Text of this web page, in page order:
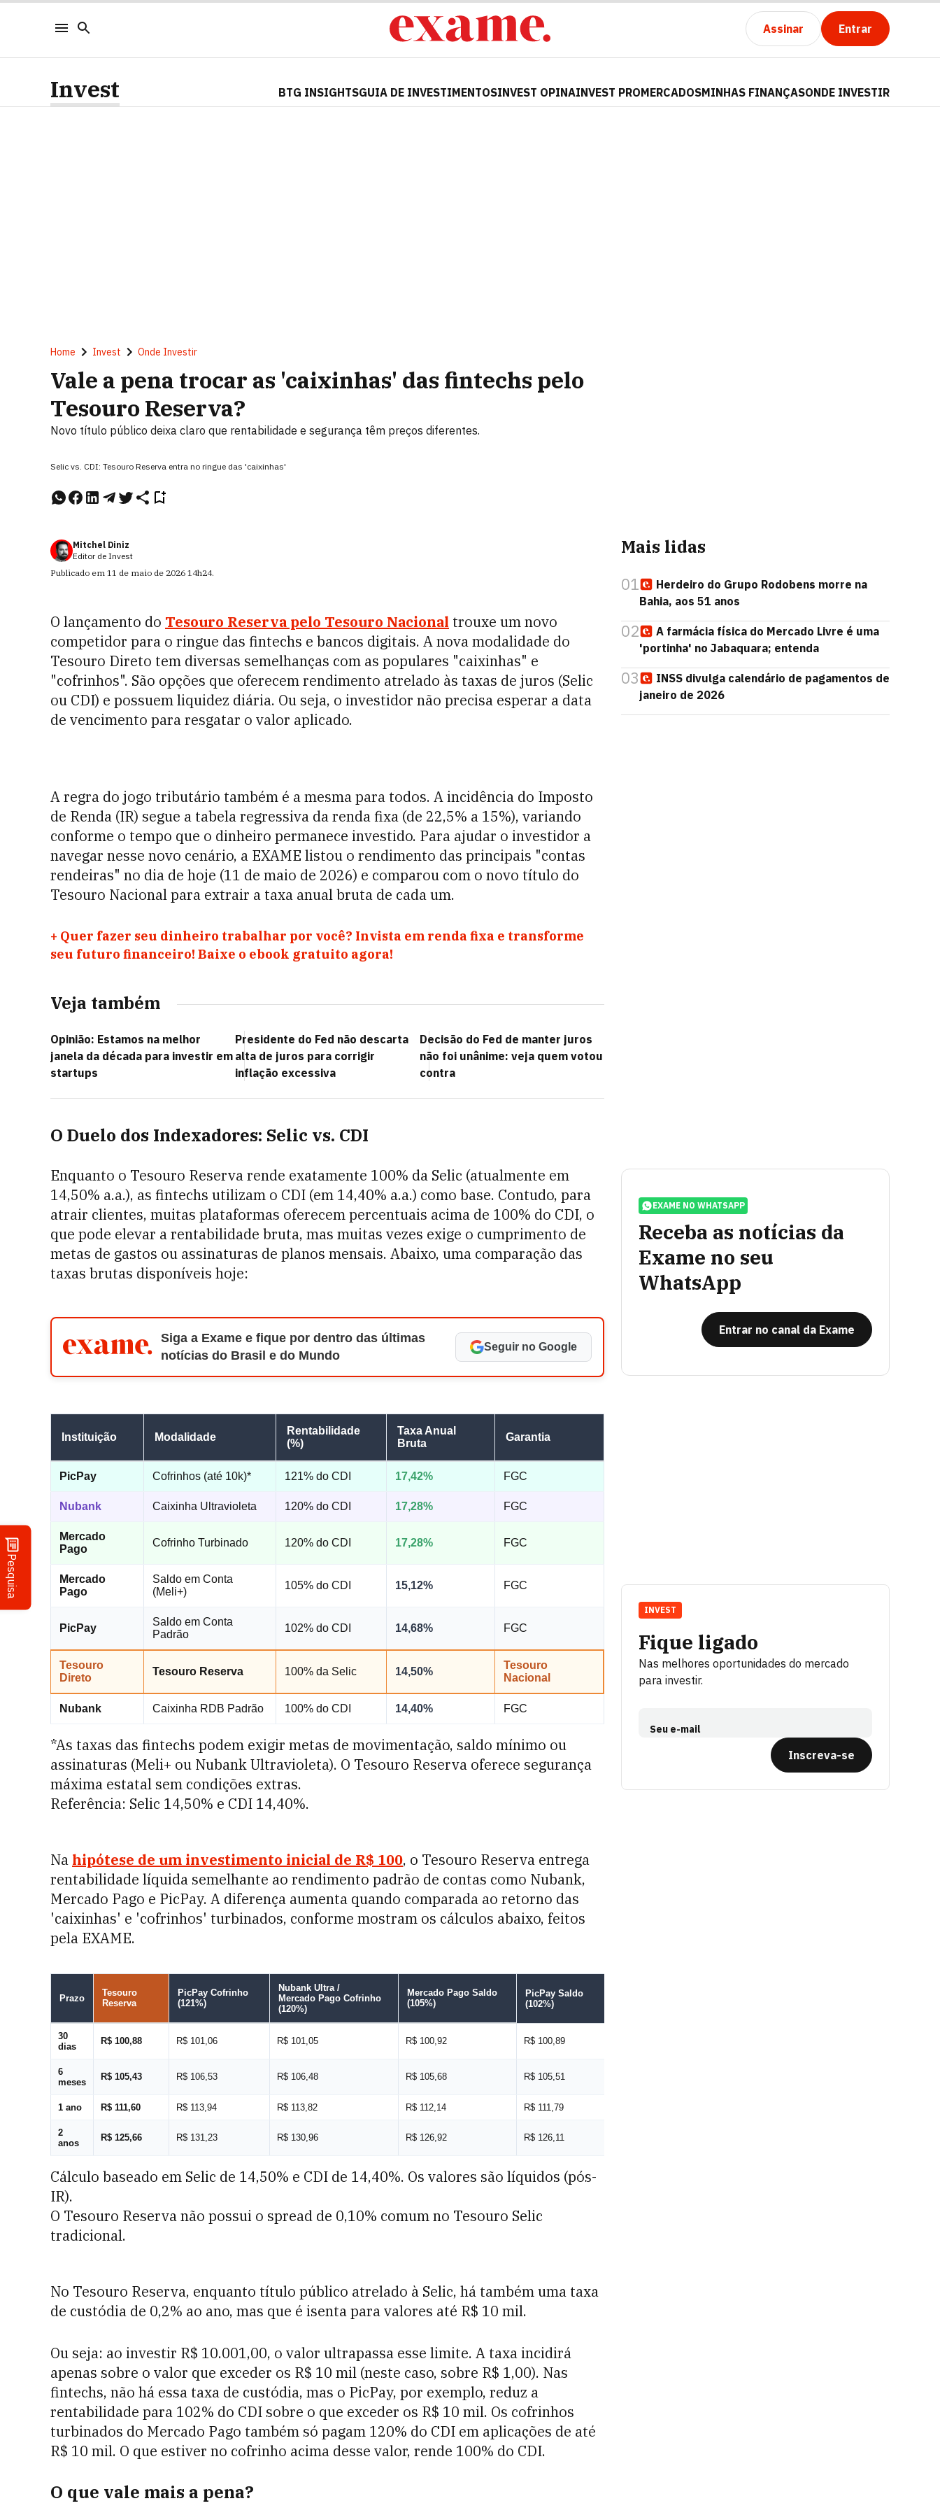
Assinar Entrar
Pesquisa
Invest BTG INSIGHTSGUIA DE INVESTIMENTOSINVEST OPINAINVEST PROMERCADOSMINHAS FINANÇASONDE INVESTIR
Home Invest Onde Investir
Vale a pena trocar as 'caixinhas' das fintechs pelo
Tesouro Reserva?
Novo título público deixa claro que rentabilidade e segurança têm preços diferentes.
Selic vs. CDI: Tesouro Reserva entra no ringue das 'caixinhas'
Mitchel Diniz
Editor de Invest
Publicado em 11 de maio de 2026 14h24.
O lançamento do Tesouro Reserva pelo Tesouro Nacional trouxe um novo
competidor para o ringue das fintechs e bancos digitais. A nova modalidade do
Tesouro Direto tem diversas semelhanças com as populares "caixinhas" e
"cofrinhos". São opções que oferecem rendimento atrelado às taxas de juros (Selic
ou CDI) e possuem liquidez diária. Ou seja, o investidor não precisa esperar a data
de vencimento para resgatar o valor aplicado.
A regra do jogo tributário também é a mesma para todos. A incidência do Imposto
de Renda (IR) segue a tabela regressiva da renda fixa (de 22,5% a 15%), variando
conforme o tempo que o dinheiro permanece investido. Para ajudar o investidor a
navegar nesse novo cenário, a EXAME listou o rendimento das principais "contas
rendeiras" no dia de hoje (11 de maio de 2026) e comparou com o novo título do
Tesouro Nacional para extrair a taxa anual bruta de cada um.
+ Quer fazer seu dinheiro trabalhar por você? Invista em renda fixa e transforme
seu futuro financeiro! Baixe o ebook gratuito agora!
Veja também
Opinião: Estamos na melhor
janela da década para investir em
startups
Presidente do Fed não descarta
alta de juros para corrigir
inflação excessiva
Decisão do Fed de manter juros
não foi unânime: veja quem votou
contra
O Duelo dos Indexadores: Selic vs. CDI
Enquanto o Tesouro Reserva rende exatamente 100% da Selic (atualmente em
14,50% a.a.), as fintechs utilizam o CDI (em 14,40% a.a.) como base. Contudo, para
atrair clientes, muitas plataformas oferecem percentuais acima de 100% do CDI, o
que pode elevar a rentabilidade bruta, mas muitas vezes exige o cumprimento de
metas de gastos ou assinaturas de planos mensais. Abaixo, uma comparação das
taxas brutas disponíveis hoje:
Siga a Exame e fique por dentro das últimas
notícias do Brasil e do Mundo
Seguir no Google
Instituição Modalidade
Rentabilidade
(%)
Taxa Anual
Bruta
Garantia
PicPay Cofrinhos (até 10k)* 121% do CDI 17,42% FGC
Nubank Caixinha Ultravioleta 120% do CDI 17,28% FGC
Mercado
Pago
Cofrinho Turbinado 120% do CDI 17,28% FGC
Mercado
Pago
Saldo em Conta
(Meli+)
105% do CDI 15,12% FGC
PicPay
Saldo em Conta
Padrão
102% do CDI 14,68% FGC
Tesouro
Direto
Tesouro Reserva 100% da Selic 14,50%
Tesouro
Nacional
Nubank Caixinha RDB Padrão 100% do CDI 14,40% FGC
*As taxas das fintechs podem exigir metas de movimentação, saldo mínimo ou
assinaturas (Meli+ ou Nubank Ultravioleta). O Tesouro Reserva oferece segurança
máxima estatal sem condições extras.
Referência: Selic 14,50% e CDI 14,40%.
Na hipótese de um investimento inicial de R$ 100, o Tesouro Reserva entrega
rentabilidade líquida semelhante ao rendimento padrão de contas como Nubank,
Mercado Pago e PicPay. A diferença aumenta quando comparada ao retorno das
'caixinhas' e 'cofrinhos' turbinados, conforme mostram os cálculos abaixo, feitos
pela EXAME.
Prazo
Tesouro
Reserva
PicPay Cofrinho
(121%)
Nubank Ultra /
Mercado Pago Cofrinho
(120%)
Mercado Pago Saldo
(105%)
PicPay Saldo
(102%)
30
dias
R$ 100,88 R$ 101,06 R$ 101,05 R$ 100,92 R$ 100,89
6
meses
R$ 105,43 R$ 106,53 R$ 106,48 R$ 105,68 R$ 105,51
1 ano R$ 111,60 R$ 113,94 R$ 113,82 R$ 112,14 R$ 111,79
2
anos
R$ 125,66 R$ 131,23 R$ 130,96 R$ 126,92 R$ 126,11
Cálculo baseado em Selic de 14,50% e CDI de 14,40%. Os valores são líquidos (pós-
IR).
O Tesouro Reserva não possui o spread de 0,10% comum no Tesouro Selic
tradicional.
No Tesouro Reserva, enquanto título público atrelado à Selic, há também uma taxa
de custódia de 0,2% ao ano, mas que é isenta para valores até R$ 10 mil.
Ou seja: ao investir R$ 10.001,00, o valor ultrapassa esse limite. A taxa incidirá
apenas sobre o valor que exceder os R$ 10 mil (neste caso, sobre R$ 1,00). Nas
fintechs, não há essa taxa de custódia, mas o PicPay, por exemplo, reduz a
rentabilidade para 102% do CDI sobre o que exceder os R$ 10 mil. Os cofrinhos
turbinados do Mercado Pago também só pagam 120% do CDI em aplicações de até
R$ 10 mil. O que estiver no cofrinho acima desse valor, rende 100% do CDI.
O que vale mais a pena?
Mais lidas
01
Herdeiro do Grupo Rodobens morre na
Bahia, aos 51 anos
02
A farmácia física do Mercado Livre é uma
'portinha' no Jabaquara; entenda
03
INSS divulga calendário de pagamentos de
janeiro de 2026
EXAME NO WHATSAPP
Receba as notícias da
Exame no seu
WhatsApp
Entrar no canal da Exame
Fique ligado
Nas melhores oportunidades do mercado
para investir.
Seu e-mail
Inscreva-se
INVEST